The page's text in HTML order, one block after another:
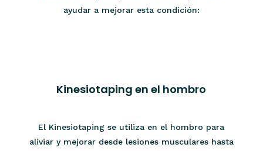
ayudar a mejorar esta condición:
Kinesiotaping en el hombro
El Kinesiotaping se utiliza en el hombro para
aliviar y mejorar desde lesiones musculares hasta